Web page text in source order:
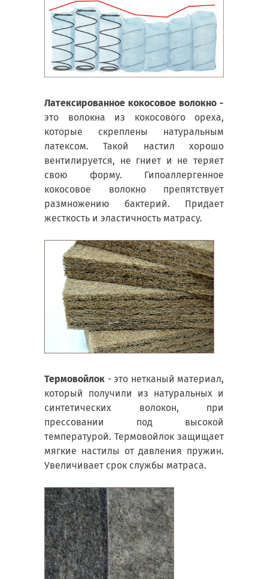
Латексированное кокосовое волокно -
это волокна из кокосового ореха,
которые скреплены натуральным
латексом. Такой настил хорошо
вентилируется, не гниет и не теряет
свою форму. Гипоаллергенное
кокосовое волокно препятствует
размножению бактерий. Придает
жесткость и эластичность матрасу.
Термовойлок - это нетканый материал,
который получили из натуральных и
синтетических волокон, при
прессовании под высокой
температурой. Термовойлок защищает
мягкие настилы от давления пружин.
Увеличивает срок службы матраса.